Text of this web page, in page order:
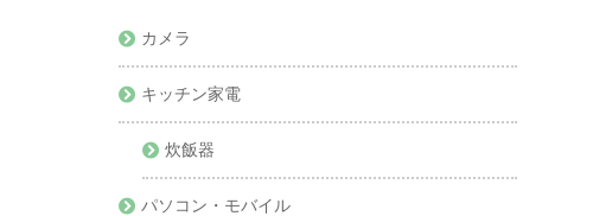
カメラ
キッチン家電
炊飯器
パソコン・モバイル